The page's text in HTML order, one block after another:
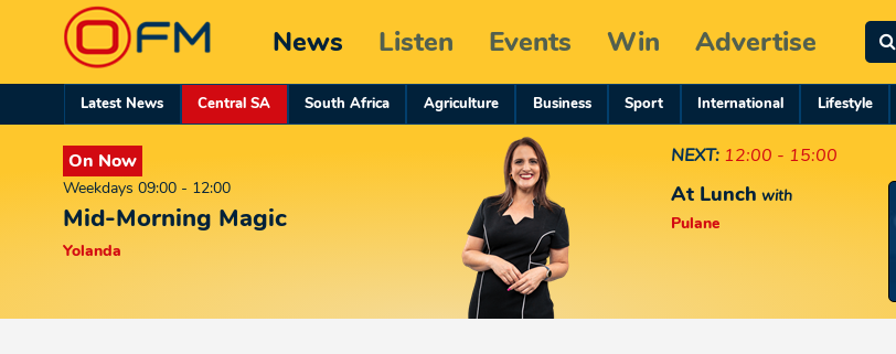
News Listen Events Win Advertise
Latest News Central SA South Africa Agriculture Business Sport International Lifestyle
On Now
Weekdays 09:00 - 12:00
Mid-Morning Magic
Yolanda
NEXT: 12:00 - 15:00
At Lunch with
Pulane